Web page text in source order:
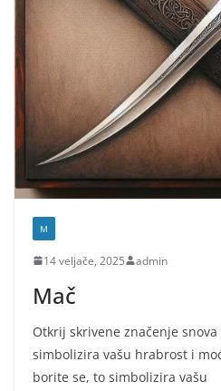
M
14 veljače, 2025 admin
Mač
Otkrij skrivene značenje snova
simbolizira vašu hrabrost i
borite se, to simbolizira vašu